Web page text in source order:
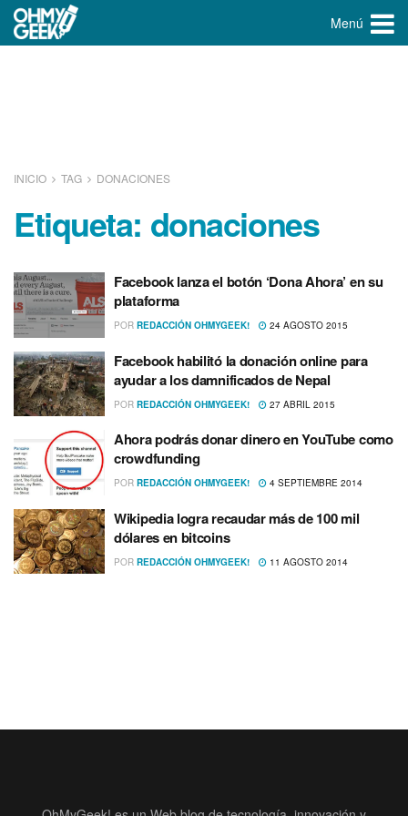
Menú
INICIO TAG DONACIONES
Etiqueta: donaciones
Facebook lanza el botón ‘Dona Ahora’ en su
plataforma
POR REDACCIÓN OHMYGEEK! 24 AGOSTO 2015
Facebook habilitó la donación online para
ayudar a los damnificados de Nepal
POR REDACCIÓN OHMYGEEK! 27 ABRIL 2015
Ahora podrás donar dinero en YouTube como
crowdfunding
POR REDACCIÓN OHMYGEEK! 4 SEPTIEMBRE 2014
Wikipedia logra recaudar más de 100 mil
dólares en bitcoins
POR REDACCIÓN OHMYGEEK! 11 AGOSTO 2014